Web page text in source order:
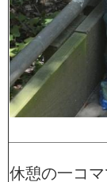
休憩の一コ